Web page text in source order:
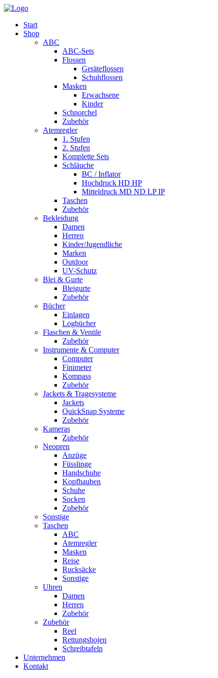
Start
Shop
ABC
ABC-Sets
Flossen
Geräteflossen
Schuhflossen
Masken
Erwachsene
Kinder
Schnorchel
Zubehör
Atemregler
1. Stufen
2. Stufen
Komplette Sets
Schläuche
BC / Inflator
Hochdruck HD HP
Mitteldruck MD ND LP IP
Taschen
Zubehör
Bekleidung
Damen
Herren
Kinder/Jugendliche
Marken
Outdoor
UV-Schutz
Blei & Gurte
Bleigurte
Zubehör
Bücher
Einlagen
Logbücher
Flaschen & Ventile
Zubehör
Instrumente & Computer
Computer
Finimeter
Kompass
Zubehör
Jackets & Tragesysteme
Jackets
QuickSnap Systeme
Zubehör
Kameras
Zubehör
Neopren
Anzüge
Füsslinge
Handschuhe
Kopfhauben
Schuhe
Socken
Zubehör
Sonstige
Taschen
ABC
Atemregler
Masken
Reise
Rucksäcke
Sonstige
Uhren
Damen
Herren
Zubehör
Zubehör
Reel
Rettungsbojen
Schreibtafeln
Unternehmen
Kontakt